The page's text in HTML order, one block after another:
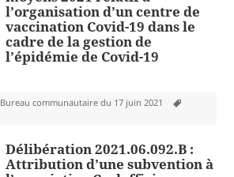
l’organisation d’un centre de
vaccination Covid-19 dans le
cadre de la gestion de
l’épidémie de Covid-19
Catégories
Bureau communautaire du 17 juin 2021
Délibération 2021.06.092.B :
Attribution d’une subvention à